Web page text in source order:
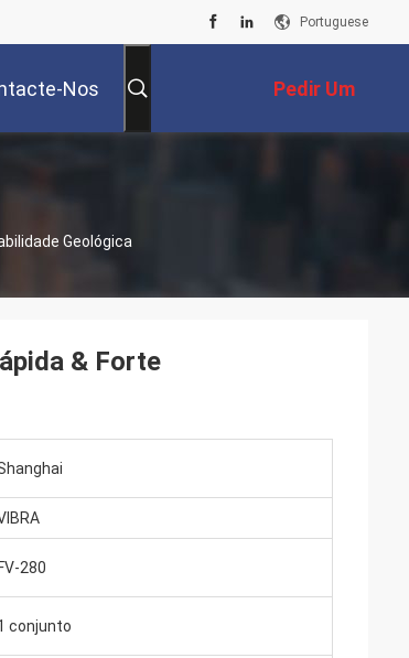
Portuguese
Nos Pedir Um
Orçamento
Geológica
& Forte
FV-280
conjunto